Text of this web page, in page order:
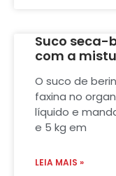
Suco seca-
com a
O suco de
faxina no
líquido e
e 5 kg em
LEIA MAIS »